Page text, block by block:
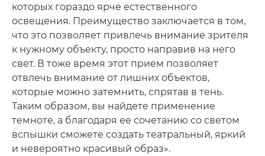
которых гораздо ярче естественного
освещения. Преимущество заключается в том,
что это позволяет привлечь внимание зрителя
к нужному объекту, просто направив на него
свет. В тоже время этот прием позволяет
отвлечь внимание от лишних объектов,
которые можно затемнить, спрятав в тень.
Таким образом, вы найдете применение
темноте, а благодаря ее сочетанию со светом
вспышки сможете создать театральный, яркий
и невероятно красивый образ».